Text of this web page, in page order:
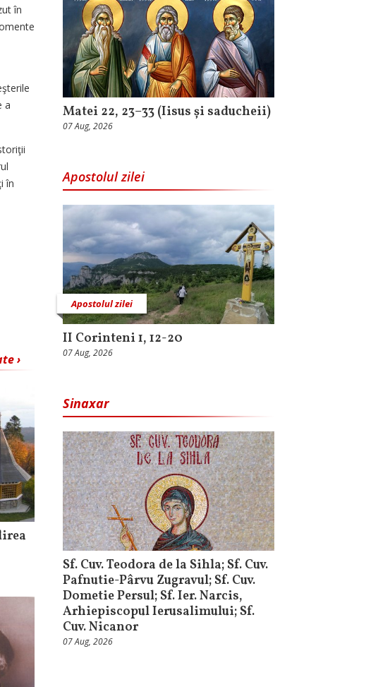
în
a
în
›
Matei 22, 23–33 (Iisus și saducheii)
07 Aug, 2026
Apostolul zilei
Apostolul zilei
II Corinteni 1, 12-20
07 Aug, 2026
Sinaxar
Sf. Cuv. Teodora de la Sihla; Sf. Cuv.
Pafnutie-Pârvu Zugravul; Sf. Cuv.
Dometie Persul; Sf. Ier. Narcis,
Arhiepiscopul Ierusalimului; Sf.
Cuv. Nicanor
07 Aug, 2026